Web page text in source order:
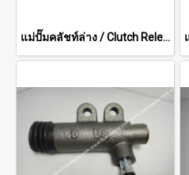
แม่ปั๊มคลัชท์ล่าง / Clutch Release Cylinders TCM